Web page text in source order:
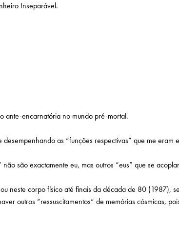
Inseparável.
ante-encarnatória no mundo pré-mortal.
as “funções respectivas” que me eram
são exactamente eu, mas outros “eus” que se
neste corpo físico até finais da década de 80 (1987),
outros “ressuscitamentos” de memórias cósmicas,